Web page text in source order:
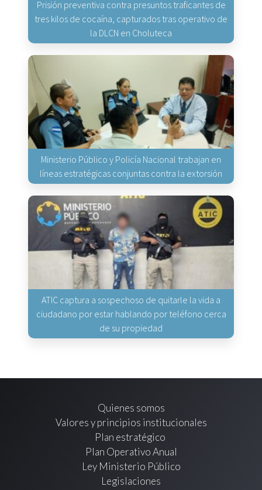
Prisión preventiva contra presuntos traficantes de
tres kilos de cocaína, capturados tras operativo de
la DLCN en Choluteca
Ministerio Público y Policía Nacional trabajan en
líneas estratégicas conjuntas contra la extorsión
ATIC captura a sospechoso de quitarle la vida a
ciudadano por estar hablando por teléfono cerca
de su propiedad
Quienes somos
Valores y principios institucionales
Plan estratégico
Plan Operativo Anual
Ley Ministerio Público
Legislaciones